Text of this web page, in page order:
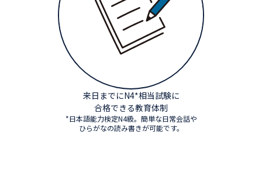
来日までにN4*相当試験に
合格できる教育体制
*日本語能力検定N4級。簡単な日常会話や
ひらがなの読み書きが可能です。